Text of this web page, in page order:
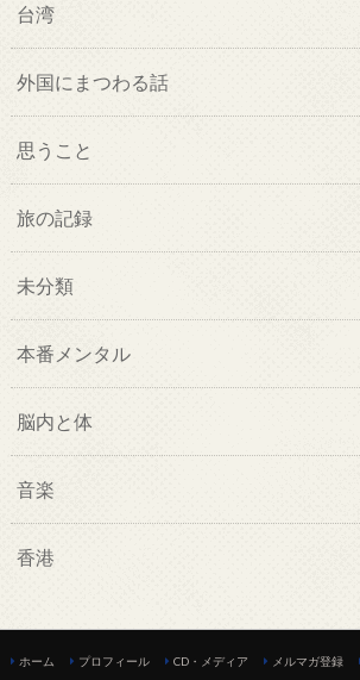
台湾
外国にまつわる話
思うこと
旅の記録
未分類
本番メンタル
脳内と体
音楽
香港
ホーム プロフィール CD・メディア メルマガ登録